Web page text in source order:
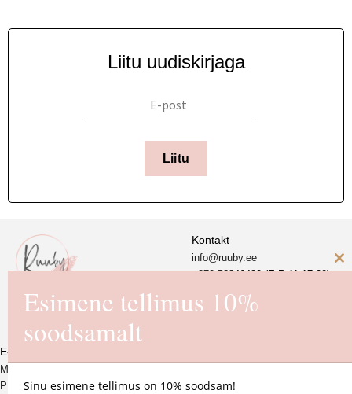
Liitu uudiskirjaga
Liitu
Ruuby Disain OÜ
Reg. nr. 16725550
Kontakt
info@ruuby.ee
+372 58846430 (E-R 11-17.00)
E-pood
MÜÜGITINGIMUSED
PRIVAATSUSPOLIITIKA
Esimene tellimus 10%
soodsamalt
Sinu esimene tellimus on 10% soodsam!